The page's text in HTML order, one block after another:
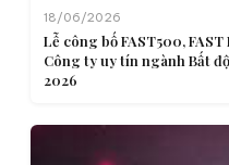
18/06/2026
Lễ công bố FAST500,
Công ty uy tín ngành Bất
2026